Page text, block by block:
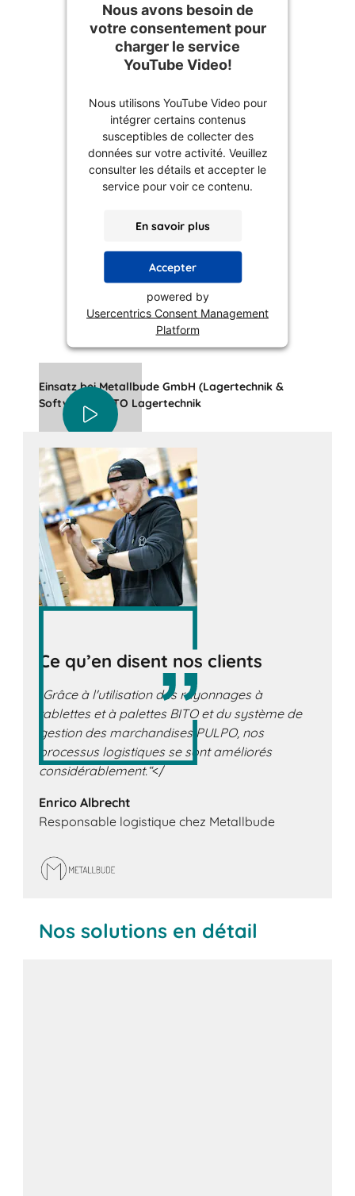
Nous avons besoin de
votre consentement pour
charger le service
YouTube Video!
Nous utilisons YouTube Video pour
intégrer certains contenus
susceptibles de collecter des
données sur votre activité. Veuillez
consulter les détails et accepter le
service pour voir ce contenu.
En savoir plus
Accepter
powered by
Usercentrics Consent Management
Platform
Einsatz bei Metallbude GmbH (Lagertechnik &
Software) | BITO Lagertechnik
Ce qu’en disent nos clients
„Grâce à l'utilisation des rayonnages à
tablettes et à palettes BITO et du système de
gestion des marchandises PULPO, nos
processus logistiques se sont améliorés
considérablement.“</
Enrico Albrecht
Responsable logistique chez Metallbude
Nos solutions en détail